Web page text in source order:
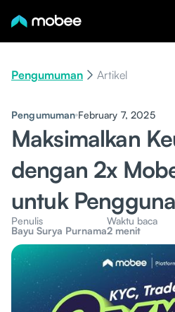
Pengumuman Artikel
Pengumuman February 7, 2025
Maksimalkan
dengan 2x
untuk
Penulis
Bayu Surya Purnama
Waktu baca
2 menit